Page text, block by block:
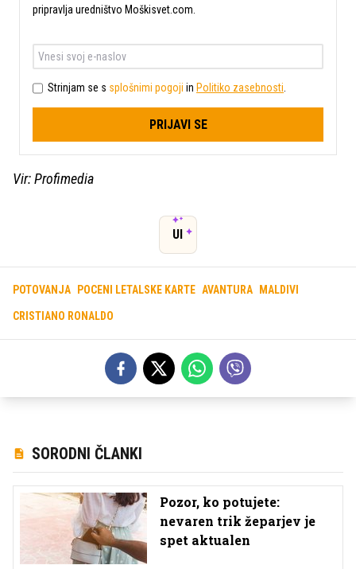
pripravlja uredništvo Moškisvet.com.
Strinjam se s splošnimi pogoji in Politiko zasebnosti.
PRIJAVI SE
Vir: Profimedia
UI
POTOVANJA POCENI LETALSKE KARTE AVANTURA MALDIVI
CRISTIANO RONALDO
SORODNI ČLANKI
Pozor, ko potujete:
nevaren trik žeparjev je
spet aktualen